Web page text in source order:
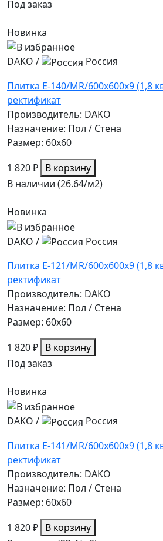
Под заказ
Новинка
DAKO /
Россия
Плитка E-140/MR/600x600x9 (1,8
ректификат
Производитель: DAKO
Назначение: Пол / Стена
Размер: 60x60
1 820 ₽ В корзину
В наличии (26.64/м2)
Новинка
DAKO /
Россия
Плитка E-121/MR/600x600x9 (1,8
ректификат
Производитель: DAKO
Назначение: Пол / Стена
Размер: 60x60
1 820 ₽ В корзину
Под заказ
Новинка
DAKO /
Россия
Плитка E-141/MR/600x600x9 (1,8
ректификат
Производитель: DAKO
Назначение: Пол / Стена
Размер: 60x60
1 820 ₽ В корзину